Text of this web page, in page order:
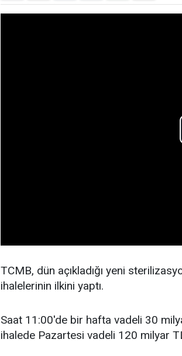
TCMB, dün açıkladığı yeni
ihalelerinin ilkini yaptı.
Saat 11:00'de bir hafta vadeli 30
ihalede Pazartesi vadeli 120 milyar